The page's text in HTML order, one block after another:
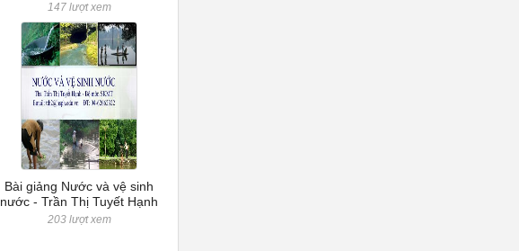
147 lượt xem
Bài giảng Nước và vệ sinh
nước - Trần Thị Tuyết Hạnh
203 lượt xem